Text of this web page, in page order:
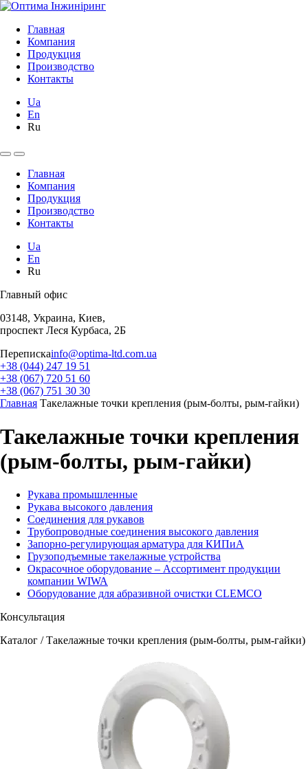
Главная
Компания
Продукция
Производство
Контакты
Ua
En
Ru
Главная
Компания
Продукция
Производство
Контакты
Ua
En
Ru
Главный офис
03148, Украина, Киев,
проспект Леся Курбаса, 2Б
Перепискаinfo@optima-ltd.com.ua
+38 (044) 247 19 51
+38 (067) 720 51 60
+38 (067) 751 30 30
Главная Такелажные точки крепления (рым-болты, рым-гайки)
Такелажные точки крепления
(рым-болты, рым-гайки)
Рукава промышленные
Рукава высокого давления
Соединения для рукавов
Трубопроводные соединения высокого давления
Запорно-регулирующая арматура для КИПиА
Грузоподъемные такелажные устройства
Окрасочное оборудование – Ассортимент продукции
компании WIWA
Оборудование для абразивной очистки CLEMCO
Консультация
Каталог / Такелажные точки крепления (рым-болты, рым-гайки)